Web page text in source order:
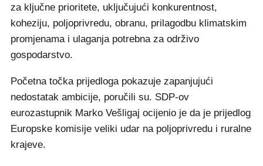
za ključne prioritete, uključujući konkurentnost,
koheziju, poljoprivredu, obranu, prilagodbu klimatskim
promjenama i ulaganja potrebna za održivo
gospodarstvo.
Početna točka prijedloga pokazuje zapanjujući
nedostatak ambicije, poručili su. SDP-ov
eurozastupnik Marko Vešligaj ocijenio je da je prijedlog
Europske komisije veliki udar na poljoprivredu i ruralne
krajeve.